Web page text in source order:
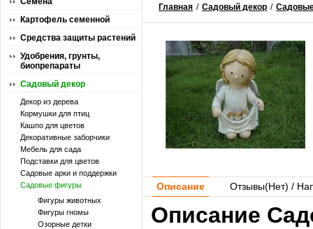
Картофель семенной
Средства защиты растений
Удобрения, грунты,
биопрепараты
Садовый декор
Декор из дерева
Кормушки для птиц
Кашпо для цветов
Декоративные заборчики
Мебель для сада
Подставки для цветов
Садовые арки и поддержки
Садовые фигуры
Фигуры животных
Фигуры гномы
Озорные детки
Главная / Садовый декор /
Описание Отзывы(Нет) /
Описание